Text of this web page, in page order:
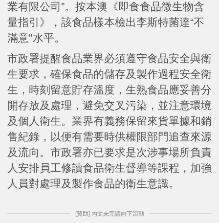
業有限公司”。按本澳《即食食品微生物含
量指引》，該食品樣本檢出李斯特菌達“不
滿意"水平。
市政署提醒食品業界必須遵守食品安全與衛
生要求，確保食品的儲存及製作過程安全衛
生，時刻留意貯存溫度，生熟食品應妥善分
開存放及處理，避免交叉污染，並注意環境
及個人衛生。業界有義務保留來貨單據和銷
售紀錄，以便有需要時供權限部門追查來源
及流向。市政署亦已要求是次涉事場所負責
人安排員工修讀食品衛生督導等課程，加強
人員對處理及製作食品的衛生意識。
[贊助] 內文未完請向下滾動